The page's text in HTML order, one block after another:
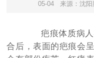
05-04 来源：沈
疤痕体质病人
合后，表面的疤痕会